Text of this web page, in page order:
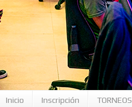
Inicio Inscripción TORNEOS